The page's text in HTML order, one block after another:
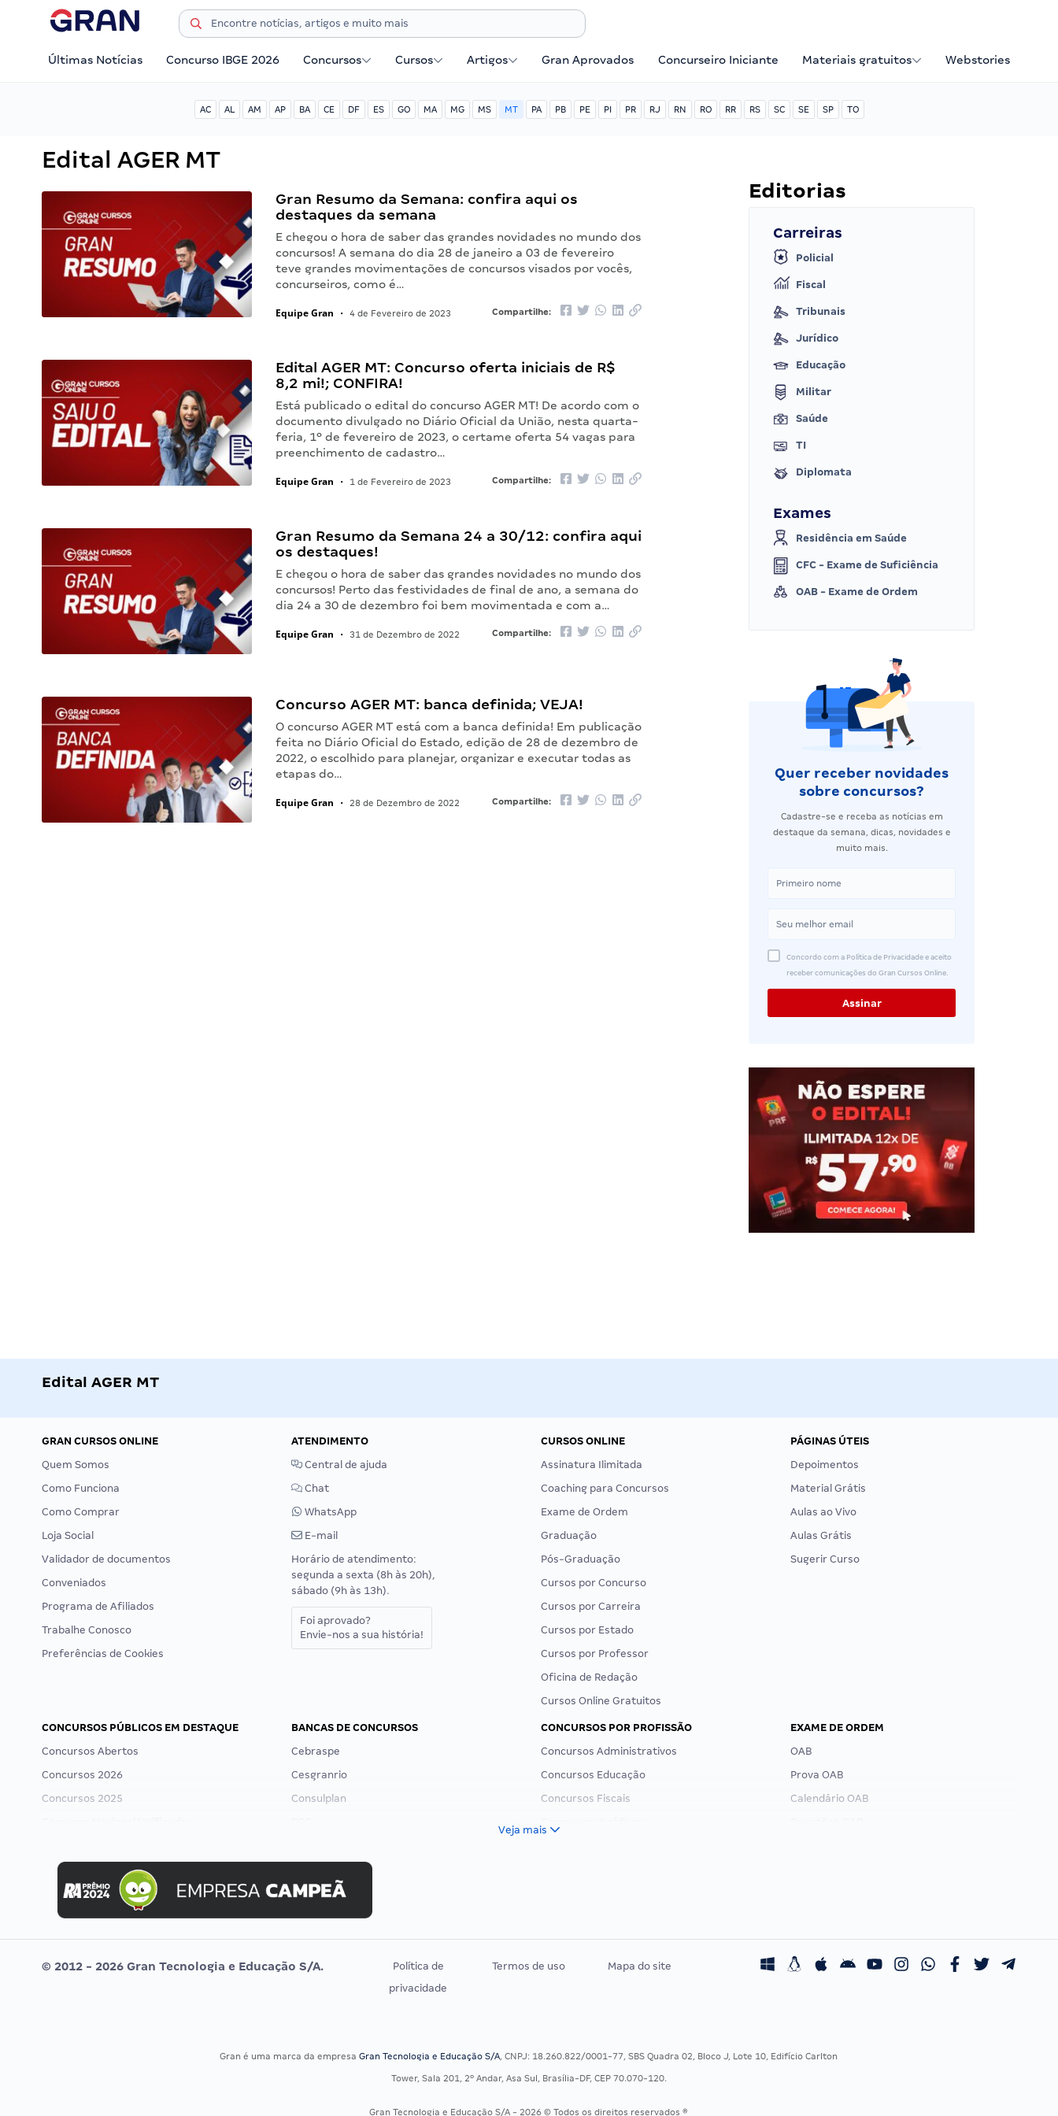
Últimas Notícias Concurso IBGE 2026 Concursos Cursos Artigos Gran Aprovados Concurseiro Iniciante Materiais gratuitos Webstories
AC AL AM AP BA CE DF ES GO MA MG MS MT PA PB PE PI PR RJ RN RO RR RS SC SE SP TO
Edital AGER MT
Gran Resumo da Semana: confira aqui os
destaques da semana
E chegou o hora de saber das grandes novidades no mundo dos
concursos! A semana do dia 28 de janeiro a 03 de fevereiro
teve grandes movimentações de concursos visados por vocês,
concurseiros, como é…
Equipe Gran • 4 de Fevereiro de 2023 Compartilhe:
Edital AGER MT: Concurso oferta iniciais de R$
8,2 mi!; CONFIRA!
Está publicado o edital do concurso AGER MT! De acordo com o
documento divulgado no Diário Oficial da União, nesta quarta-
feria, 1º de fevereiro de 2023, o certame oferta 54 vagas para
preenchimento de cadastro…
Equipe Gran • 1 de Fevereiro de 2023 Compartilhe:
Gran Resumo da Semana 24 a 30/12: confira aqui
os destaques!
E chegou o hora de saber das grandes novidades no mundo dos
concursos! Perto das festividades de final de ano, a semana do
dia 24 a 30 de dezembro foi bem movimentada e com a…
Equipe Gran • 31 de Dezembro de 2022 Compartilhe:
Concurso AGER MT: banca definida; VEJA!
O concurso AGER MT está com a banca definida! Em publicação
feita no Diário Oficial do Estado, edição de 28 de dezembro de
2022, o escolhido para planejar, organizar e executar todas as
etapas do…
Equipe Gran • 28 de Dezembro de 2022 Compartilhe:
Editorias
Carreiras
Policial
Fiscal
Tribunais
Jurídico
Educação
Militar
Saúde
TI
Diplomata
Exames
Residência em Saúde
CFC - Exame de Suficiência
OAB - Exame de Ordem
Quer receber novidades
sobre concursos?
Cadastre-se e receba as notícias em
destaque da semana, dicas, novidades e
muito mais.
Concordo com a Política de Privacidade e aceito
receber comunicações do Gran Cursos Online.
Edital AGER MT
GRAN CURSOS ONLINE
Quem Somos
Como Funciona
Como Comprar
Loja Social
Validador de documentos
Conveniados
Programa de Afiliados
Trabalhe Conosco
Preferências de Cookies
ATENDIMENTO
Central de ajuda
Chat
WhatsApp
E-mail
Horário de atendimento:
segunda a sexta (8h às 20h),
sábado (9h às 13h).
Foi aprovado?
Envie-nos a sua história!
CURSOS ONLINE
Assinatura Ilimitada
Coaching para Concursos
Exame de Ordem
Graduação
Pós-Graduação
Cursos por Concurso
Cursos por Carreira
Cursos por Estado
Cursos por Professor
Oficina de Redação
Cursos Online Gratuitos
PÁGINAS ÚTEIS
Depoimentos
Material Grátis
Aulas ao Vivo
Aulas Grátis
Sugerir Curso
CONCURSOS PÚBLICOS EM DESTAQUE
Concursos Abertos
Concursos 2026
Concursos 2025
Concurso MPU
Editais publicados
BANCAS DE CONCURSOS
Cebraspe
Cesgranrio
Consulplan
Selecon
Uniase
Vunesp
CONCURSOS POR PROFISSÃO
Concursos Administrativos
Concursos Educação
Concursos Fiscais
Residência Multiprofissional
EXAME DE ORDEM
OAB
Prova OAB
Calendário OAB
Veja mais
© 2012 - 2026 Gran Tecnologia e Educação S/A.
Política de
privacidade
Termos de uso Mapa do site
Gran é uma marca da empresaGran Tecnologia e Educação S/A, CNPJ: 18.260.822/0001-77, SBS Quadra 02, Bloco J, Lote 10, Edifício Carlton
Tower, Sala 201, 2º Andar, Asa Sul, Brasília-DF, CEP 70.070-120.
Gran Tecnologia e Educação S/A - 2026 © Todos os direitos reservados ®